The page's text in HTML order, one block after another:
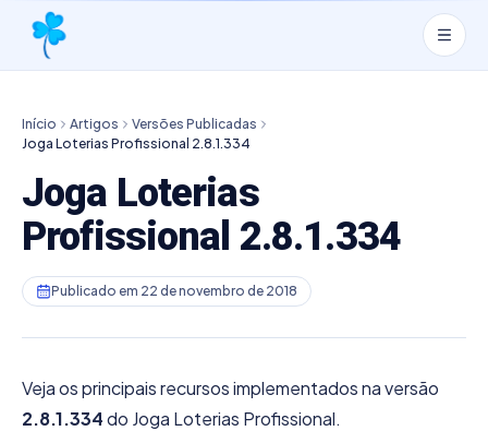
Início Artigos
Versões Publicadas
Joga Loterias Profissional 2.8.1.334
Joga Loterias
Profissional 2.8.1.334
Publicado em 22 de novembro de 2018
Veja os principais recursos implementados na versão
2.8.1.334do Joga Loterias Profissional.